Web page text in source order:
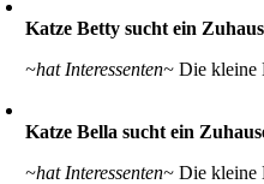
Katze Betty sucht ein
~hat Interessenten~ Die kleine
Katze Bella sucht ein
~hat Interessenten~ Die kleine